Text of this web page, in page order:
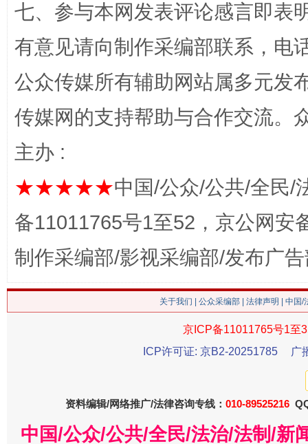
这是一记警钟！ 谢
今
七、参与本网发表评论感言即表
有意见请向制作采编部联系，电
公众传媒所有辅助网站属多元发
传媒网的支持帮助与合作交流。
主办 :
★★★★★中国/公众/公共/全民/
备11011765号1至52，京公网安
制作采编部/影视采编部/发布广
关于我们 公众采编部 法律声明 | 中国
京ICP备11011765号1至
ICP许可证: 京B2-20251785
广
资料编辑/网络推广/法律咨询专线： 010-89525216
中国/公众/公共/全民/法治/法制/新